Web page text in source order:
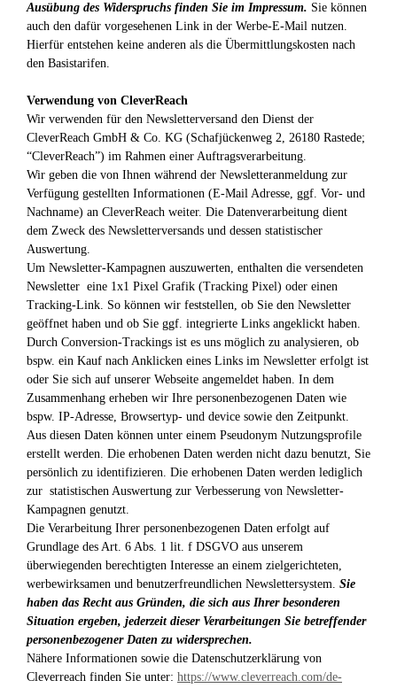
Ausübung des Widerspruchs finden Sie im Impressum. Sie können
auch den dafür vorgesehenen Link in der Werbe-E-Mail nutzen.
Hierfür entstehen keine anderen als die Übermittlungskosten nach
den Basistarifen.
Verwendung von CleverReach
Wir verwenden für den Newsletterversand den Dienst der
CleverReach GmbH & Co. KG (Schafjückenweg 2, 26180 Rastede;
“CleverReach”) im Rahmen einer Auftragsverarbeitung.
Wir geben die von Ihnen während der Newsletteranmeldung zur
Verfügung gestellten Informationen (E-Mail Adresse, ggf. Vor- und
Nachname) an CleverReach weiter. Die Datenverarbeitung dient
dem Zweck des Newsletterversands und dessen statistischer
Auswertung.
Um Newsletter-Kampagnen auszuwerten, enthalten die versendeten
Newsletter eine 1x1 Pixel Grafik (Tracking Pixel) oder einen
Tracking-Link. So können wir feststellen, ob Sie den Newsletter
geöffnet haben und ob Sie ggf. integrierte Links angeklickt haben.
Durch Conversion-Trackings ist es uns möglich zu analysieren, ob
bspw. ein Kauf nach Anklicken eines Links im Newsletter erfolgt ist
oder Sie sich auf unserer Webseite angemeldet haben. In dem
Zusammenhang erheben wir Ihre personenbezogenen Daten wie
bspw. IP-Adresse, Browsertyp- und device sowie den Zeitpunkt.
Aus diesen Daten können unter einem Pseudonym Nutzungsprofile
erstellt werden. Die erhobenen Daten werden nicht dazu benutzt, Sie
persönlich zu identifizieren. Die erhobenen Daten werden lediglich
zur statistischen Auswertung zur Verbesserung von Newsletter-
Kampagnen genutzt.
Die Verarbeitung Ihrer personenbezogenen Daten erfolgt auf
Grundlage des Art. 6 Abs. 1 lit. f DSGVO aus unserem
überwiegenden berechtigten Interesse an einem zielgerichteten,
werbewirksamen und benutzerfreundlichen Newslettersystem. Sie
haben das Recht aus Gründen, die sich aus Ihrer besonderen
Situation ergeben, jederzeit dieser Verarbeitungen Sie betreffender
personenbezogener Daten zu widersprechen.
Nähere Informationen sowie die Datenschutzerklärung von
Cleverreach finden Sie unter: https://www.cleverreach.com/de-